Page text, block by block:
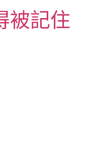
被記住